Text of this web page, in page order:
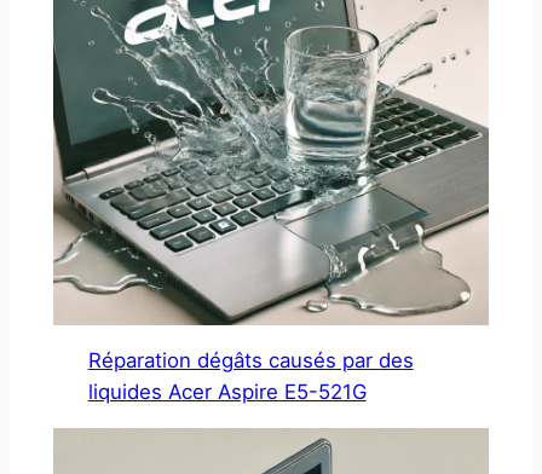
Réparation dégâts causés par des
liquides Acer Aspire E5-521G